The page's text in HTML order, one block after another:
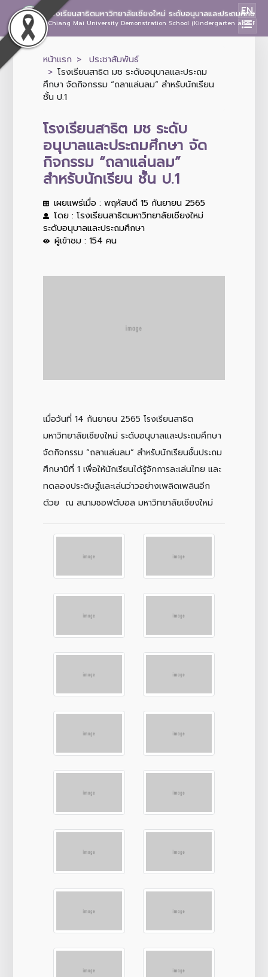
โรงเรียนสาธิตมหาวิทยาลัยเชียงใหม่ ระดับอนุบาลและประถมศึกษา
Chiang Mai University Demonstration School (Kindergarten and
EN
หน้าแรก
ประชาสัมพันธ์
โรงเรียนสาธิต มช ระดับอนุบาลและประถม
ศึกษา จัดกิจกรรม “ถลาแล่นลม” สำหรับนักเรียน
ชั้น ป.1
โรงเรียนสาธิต มช ระดับ
อนุบาลและประถมศึกษา จัด
กิจกรรม “ถลาแล่นลม”
สำหรับนักเรียน ชั้น ป.1
เผยแพร่เมื่อ : พฤหัสบดี 15 กันยายน 2565
โดย : โรงเรียนสาธิตมหาวิทยาลัยเชียงใหม่
ระดับอนุบาลและประถมศึกษา
ผู้เข้าชม : 154 คน
เมื่อวันที่ 14 กันยายน 2565 โรงเรียนสาธิต
มหาวิทยาลัยเชียงใหม่ ระดับอนุบาลและประถมศึกษา
จัดกิจกรรม “ถลาแล่นลม” สำหรับนักเรียนชั้นประถม
ศึกษาปีที่ 1 เพื่อให้นักเรียนได้รู้จักการละเล่นไทย และ
ทดลองประดิษฐ์และเล่นว่าวอย่างเพลิดเพลินอีก
ด้วย ณ สนามซอฟต์บอล มหาวิทยาลัยเชียงใหม่